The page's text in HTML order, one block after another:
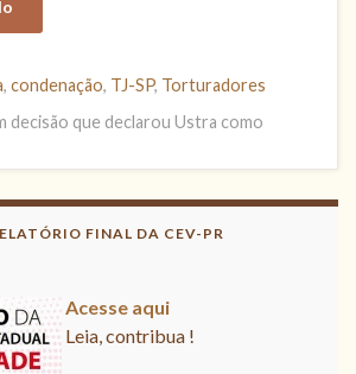
, condenação, TJ-SP, Torturadores
decisão que declarou Ustra como
FINAL DA CEV-PR
CNV
Leia, divulgue!
Leia, contribua !